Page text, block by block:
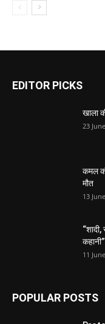
EDITOR PICKS
खाला
23
कमल
मौत
13
कहानी”
11
POPULAR POSTS